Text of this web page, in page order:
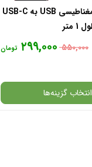
کابل تبدیل مغناطیسی USB به USB-C
۵۵۰,۰۰۰ ۲۹۹,۰۰۰ تومان
انتخاب گزینه‌ها